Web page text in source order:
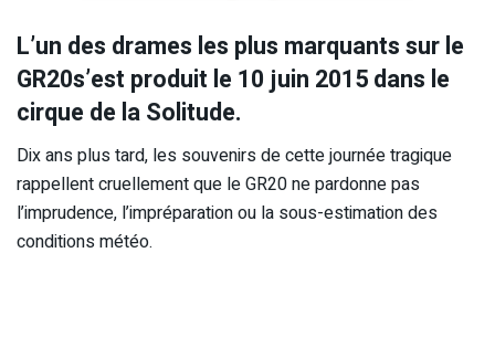
L’un des drames les plus marquants sur le
GR20s’est produit le 10 juin 2015 dans le
cirque de la Solitude.
Dix ans plus tard, les souvenirs de cette journée tragique
rappellent cruellement que le GR20 ne pardonne pas
l’imprudence, l’impréparation ou la sous-estimation des
conditions météo.